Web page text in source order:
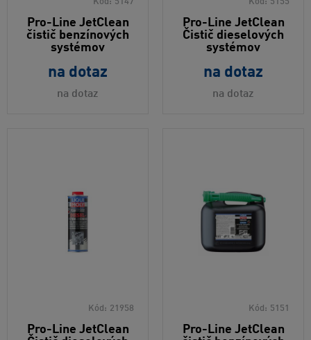
Kód: 5147
Pro-Line JetClean
čistič benzínových
systémov
na dotaz
na dotaz
Kód: 5155
Pro-Line JetClean
Čistič dieselových
systémov
na dotaz
na dotaz
Kód: 21958
Pro-Line JetClean
Kód: 5151
Pro-Line JetClean